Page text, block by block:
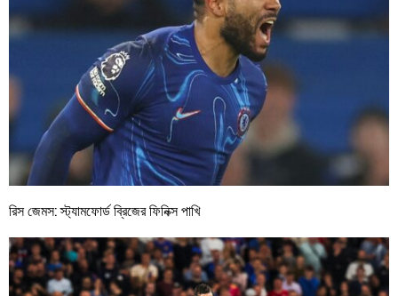
রিস জেমস: স্ট্যামফোর্ড ব্রিজের ফিনিক্স পাখি